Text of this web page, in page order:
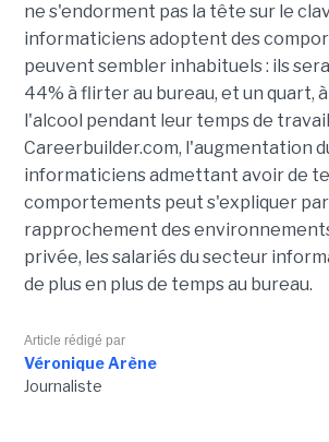
ne s'endorment pas la tête sur le
informaticiens adoptent des
peuvent sembler inhabituels : ils
44% à flirter au bureau, et un quart,
l'alcool pendant leur temps de
Careerbuilder.com, l'augmentation
informaticiens admettant avoir de
comportements peut s'expliquer
rapprochement des
privée, les salariés du secteur
de plus en plus de temps au bureau.
Article rédigé par
Véronique Arène
Journaliste